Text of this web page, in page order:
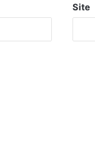
Site